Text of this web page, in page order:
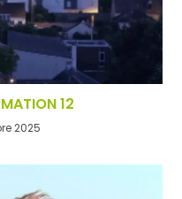
12
2025